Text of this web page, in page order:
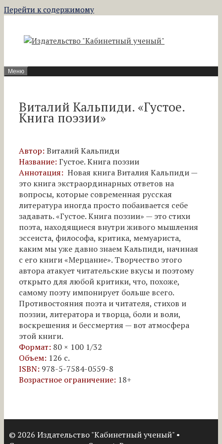
Перейти к содержимому
Меню
Виталий Кальпиди. «Густое.
Книга поэзии»
Автор: Виталий Кальпиди
Название: Густое. Книга поэзии
Аннотация: Новая книга Виталия Кальпиди —
это книга экстраординарных ответов на
вопросы, которые современная русская
литература иногда просто побаивается себе
задавать. «Густое. Книга поэзии» — это стихи
поэта, находящиеся внутри живого мышления
эссеиста, философа, критика, мемуариста,
каким мы уже давно знаем Кальпиди, начиная
с его книги «Мерцание». Творчество этого
автора атакует читательские вкусы и поэтому
открыто для любой критики, что, похоже,
самому поэту импонирует больше всего.
Противостояния поэта и читателя, стихов и
поэзии, литератора и творца, боли и воли,
воскрешения и бессмертия — вот атмосфера
этой книги.
Формат: 80 × 100 1/32
Объем: 126 с.
ISBN: 978-5-7584-0559-8
Возрастное ограничение: 18+
© 2026 Издательство "Кабинетный ученый" •